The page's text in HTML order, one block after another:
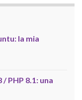
la mia
PHP 8.1: una